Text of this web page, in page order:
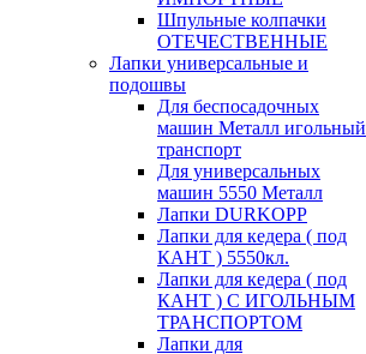
Шпульные колпачки
ОТЕЧЕСТВЕННЫЕ
Лапки универсальные и
подошвы
Для беспосадочных
машин Металл игольный
транспорт
Для универсальных
машин 5550 Металл
Лапки DURKOPP
Лапки для кедера ( под
КАНТ ) 5550кл.
Лапки для кедера ( под
КАНТ ) С ИГОЛЬНЫМ
ТРАНСПОРТОМ
Лапки для